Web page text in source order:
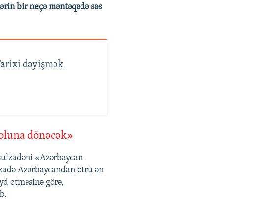
bir neçə məntəqədə səs
dəyişmək
dönəcək»
«Azərbaycan
Azərbaycandan ötrü ən
etməsinə görə,